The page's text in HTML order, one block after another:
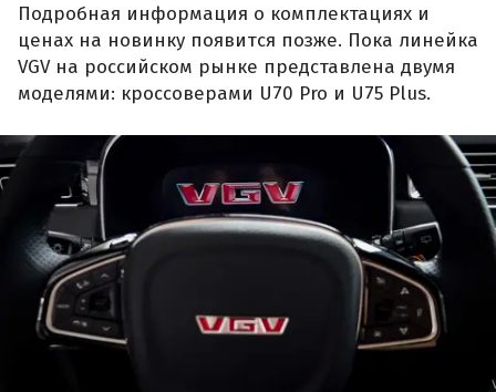
Подробная информация о комплектациях и
ценах на новинку появится позже. Пока линейка
VGV на российском рынке представлена двумя
моделями: кроссоверами U70 Pro и U75 Plus.